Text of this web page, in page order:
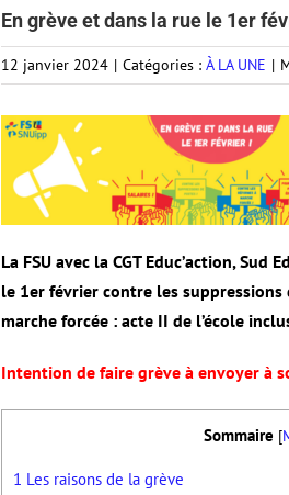
En grève et dans la rue le 1er
12 janvier 2024 | Catégories : À LA UNE |
La FSU avec la CGT Educ’action,
le 1er février contre les
marche forcée : acte II de l’école
Intention de faire grève à envoyer à
Sommaire [
1 Les raisons de la grève